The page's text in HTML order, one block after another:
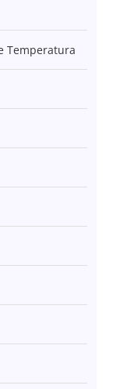
Temperatura